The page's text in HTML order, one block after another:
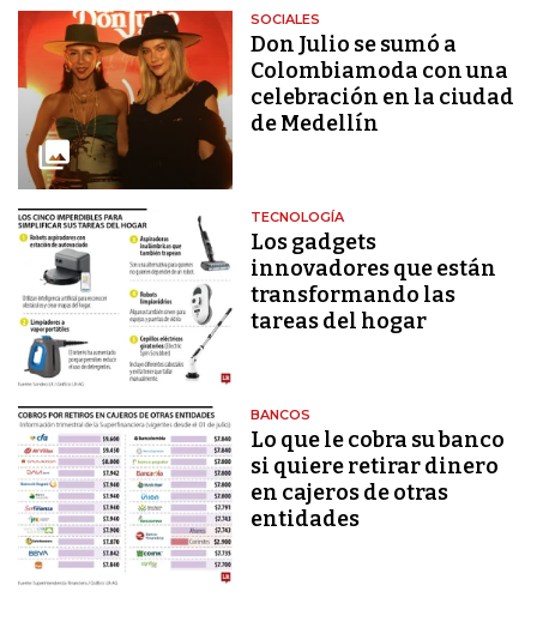
SOCIALES
Don Julio se sumó a
Colombiamoda con una
celebración en la ciudad
de Medellín
TECNOLOGÍA
Los gadgets
innovadores que están
transformando las
tareas del hogar
BANCOS
Lo que le cobra su banco
si quiere retirar dinero
en cajeros de otras
entidades